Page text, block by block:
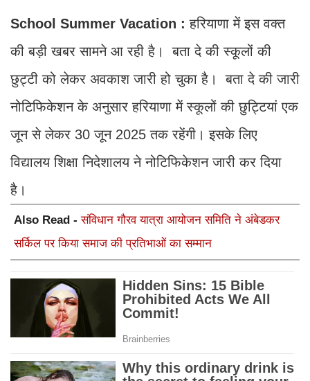
School Summer Vacation : हरियाणा में इस वक्त
की बड़ी खबर सामने आ रही है। बता दे की स्कूलों की
छुट्टी को लेकर अवकाश जारी हो चुका है। बता दे की जारी
नोटिफिकेशन के अनुसार हरियाणा में स्कूलों की छुट्टियां एक
जून से लेकर 30 जून 2025 तक रहेंगी। इसके लिए
विद्यालय शिक्षा निदेशालय ने नोटिफिकेशन जारी कर दिया
है।
Also Read -संविधान गौरव यात्रा आयोजन समिति ने अंबेडकर
सर्किल पर किया समाज की प्रतिभाओं का सम्मान